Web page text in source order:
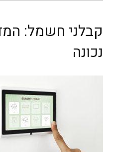
קבלני חשמל:
נכונה